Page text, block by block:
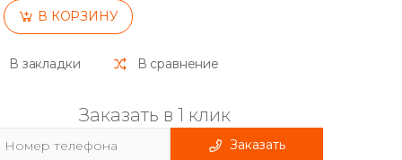
В КОРЗИНУ
В закладки В сравнение
Заказать в 1 клик
Заказать